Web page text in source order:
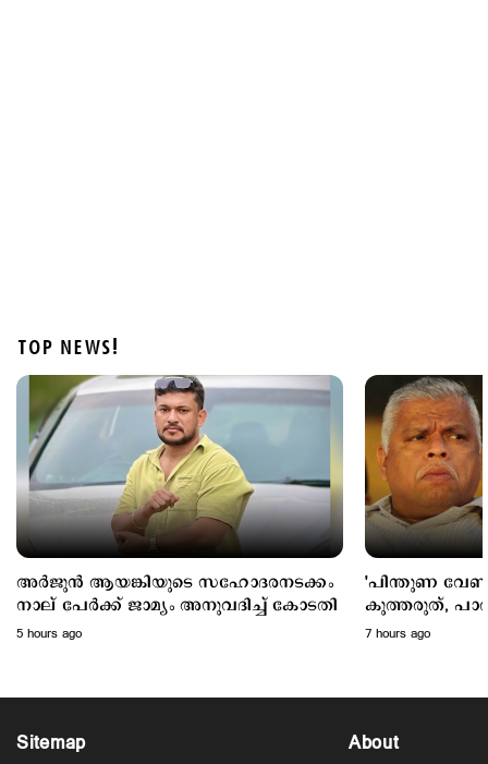
Latest
മൂന്നുവർഷം, 217 ജീവനുകൾ; അപകടക്കെണിയായി
ബെംഗളൂരു–മൈസൂരു എക്സ്പ്രസ് ഹൈവേ
11 hours ago
TOP NEWS!
അര്‍ജുന്‍ ആയങ്കിയുടെ സഹോദരനടക്കം
നാല് പേര്‍ക്ക് ജാമ്യം അനുവദിച്ച് കോടതി
5 hours ago
'പിന്തുണ
കുത്തരുത്,
7 hours ago
Sitemap About